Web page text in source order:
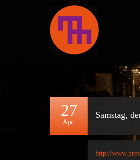
27
Apr.
Samstag,
http://